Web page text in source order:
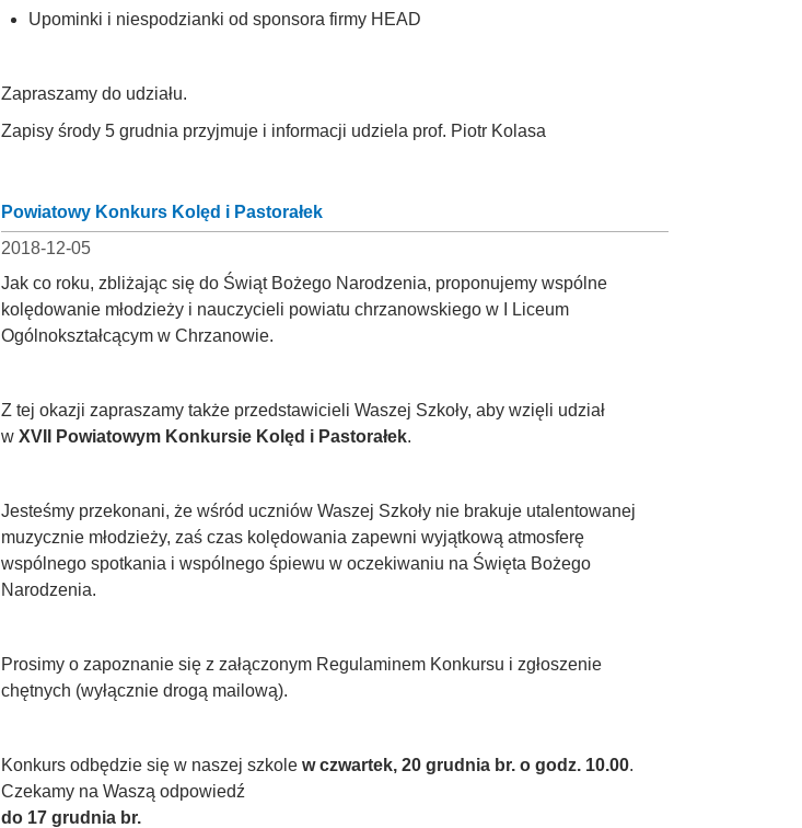
Upominki i niespodzianki od sponsora firmy HEAD
Zapraszamy do udziału.
Zapisy środy 5 grudnia przyjmuje i informacji udziela prof. Piotr Kolasa
Powiatowy Konkurs Kolęd i Pastorałek
2018-12-05
Jak co roku, zbliżając się do Świąt Bożego Narodzenia, proponujemy wspólne
kolędowanie młodzieży i nauczycieli powiatu chrzanowskiego w I Liceum
Ogólnokształcącym w Chrzanowie.
Z tej okazji zapraszamy także przedstawicieli Waszej Szkoły, aby wzięli udział
w XVII Powiatowym Konkursie Kolęd i Pastorałek.
Jesteśmy przekonani, że wśród uczniów Waszej Szkoły nie brakuje utalentowanej
muzycznie młodzieży, zaś czas kolędowania zapewni wyjątkową atmosferę
wspólnego spotkania i wspólnego śpiewu w oczekiwaniu na Święta Bożego
Narodzenia.
Prosimy o zapoznanie się z załączonym Regulaminem Konkursu i zgłoszenie
chętnych (wyłącznie drogą mailową).
Konkurs odbędzie się w naszej szkole w czwartek, 20 grudnia br. o godz. 10.00.
Czekamy na Waszą odpowiedź
do 17 grudnia br.